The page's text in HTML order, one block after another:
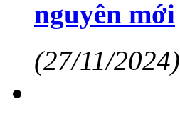
nguyên mới
(27/11/2024)